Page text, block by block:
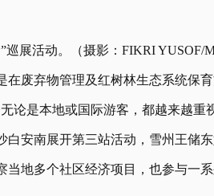
展活动。（摄影：FIKRI YUSOF/
废弃物管理及红树林生态系统保育
论是本地或国际游客，都越来越重
白安南展开第三站活动，雪州王储
地多个社区经济项目，也参与